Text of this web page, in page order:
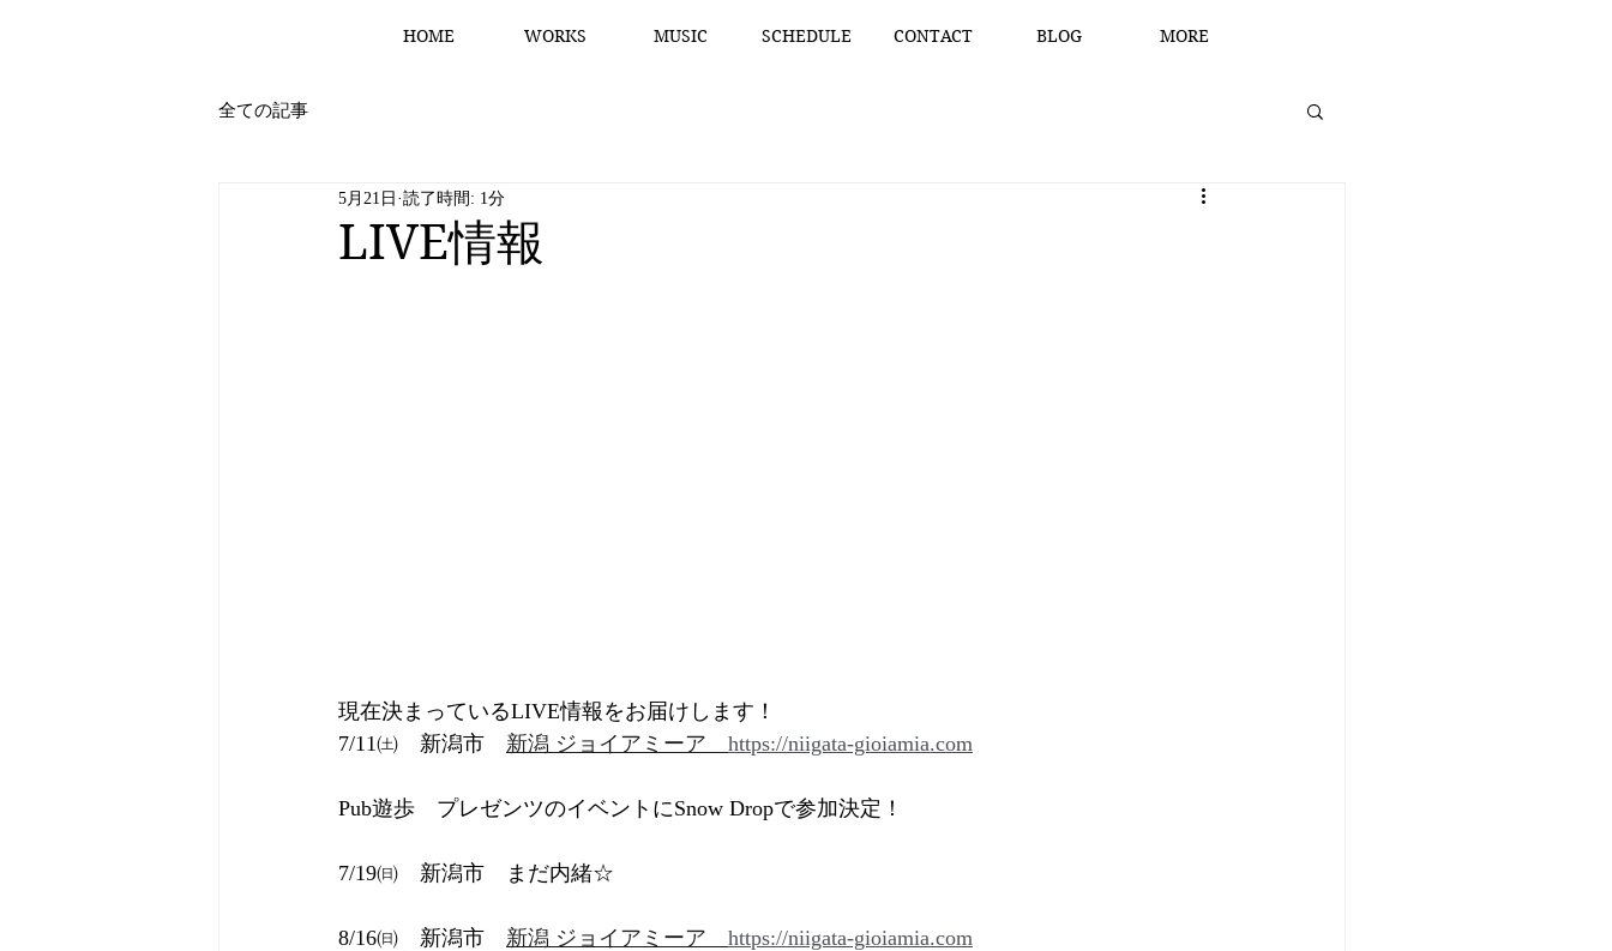
HOME WORKS MUSIC SCHEDULE CONTACT BLOG MORE
全ての記事
LIVE情報
5月21日 読了時間: 1分
現在決まっているLIVE情報をお届けします！
7/11㈯　新潟市 新潟 ジョイアミーア https://niigata-gioiamia.com
Pub遊歩　プレゼンツのイベントにSnow Dropで参加決定！
7/19㈰　新潟市　まだ内緒☆
8/16㈰　新潟市 新潟 ジョイアミーア
https://niigata-gioiamia.com